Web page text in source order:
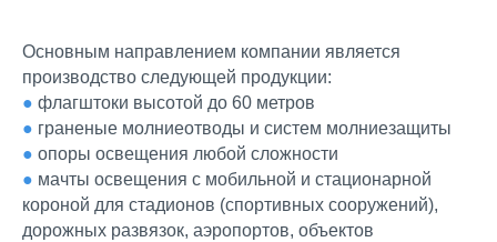
Основным направлением компании является
производство следующей продукции:
● флагштоки высотой до 60 метров
● граненые молниеотводы и систем молниезащиты
● опоры освещения любой сложности
● мачты освещения с мобильной и стационарной
короной для стадионов (спортивных сооружений),
дорожных развязок, аэропортов, объектов